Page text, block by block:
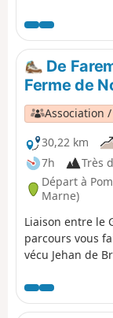
faufilent en
avec quelques
chemins. On
Mortcerf.
De
Ferme de
Association
30,22 km
7h
Très
Départ à
Marne)
Liaison entre le
parcours vous
vécu Jehan de
traité sur les